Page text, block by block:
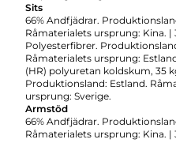
Sits
66% Andfjädrar.
Råmaterialets ursprung: Kina. |
Polyesterfibrer.
Råmaterialets ursprung:
(HR) polyuretan koldskum, 35
Produktionsland: Estland.
ursprung: Sverige.
Armstöd
66% Andfjädrar.
Råmaterialets ursprung: Kina. |